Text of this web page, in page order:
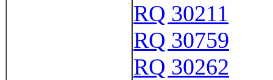
RQ 30211
RQ 30759
RQ 30262